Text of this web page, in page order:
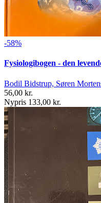
-58%
Fysiologibogen - den
Bodil Bidstrup, Søren
56,00 kr.
Nypris 133,00 kr.